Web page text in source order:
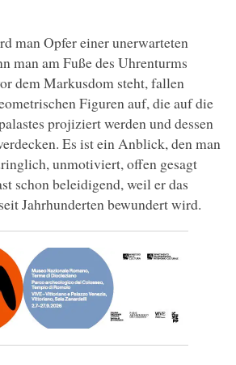
man Opfer einer unerwarteten
man am Fuße des Uhrenturms
dem Markusdom steht, fallen
Figuren auf, die auf die
projiziert werden und dessen
Es ist ein Anblick, den man
unmotiviert, offen gesagt
schon beleidigend, weil er das
Jahrhunderten bewundert wird.